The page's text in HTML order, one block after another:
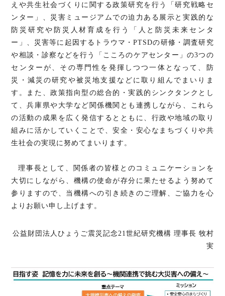
えや共生社会づくりに関する政策研究を行う「研究戦略セ
ンター」、災害ミュージアムでの迫力ある展示と実践的な
防災研究や防災人材育成を行う「人と防災未来センタ
ー」、災害等に起因するトラウマ・PTSDの研修・調査研究
や相談・診察などを行う「こころのケアセンター」の3つの
センターが、その専門性を発揮しつつ一体となって、防
災・減災の研究や被災地支援などに取り組んでまいりま
す。また、政策指向型の総合的・実践的シンクタンクとし
て、兵庫県や大学など関係機関とも連携しながら、これら
の活動の成果を広く発信するとともに、行政や地域の取り
組みに活かしていくことで、安全・安心なまちづくりや共
生社会の実現に努めてまいります。
理事長として、関係者の皆様とのコミュニケーションを
大切にしながら、機構の使命が存分に果たせるよう努めて
参りますので、当機構への引き続きのご理解、ご協力を心
よりお願い申し上げます。
公益財団法人ひょうご震災記念21世紀研究機構 理事長 牧村
実